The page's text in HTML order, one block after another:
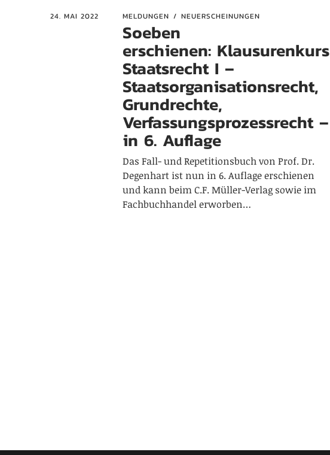
24. MAI 2022 MELDUNGEN NEUERSCHEINUNGEN
Soeben
erschienen: Klausurenkurs
Staatsrecht I –
Staatsorganisationsrecht,
Grundrechte,
Verfassungsprozessrecht –
in 6. Auflage
Das Fall- und Repetitionsbuch von Prof. Dr.
Degenhart ist nun in 6. Auflage erschienen
und kann beim C.F. Müller-Verlag sowie im
Fachbuchhandel erworben…